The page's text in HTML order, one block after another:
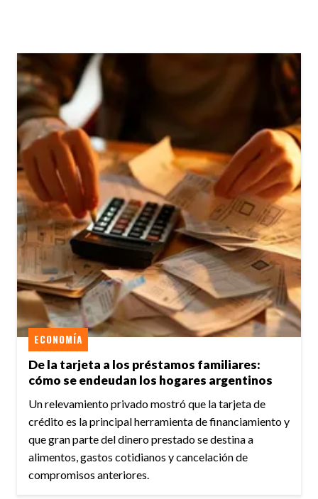
De la tarjeta a los préstamos familiares:
cómo se endeudan los hogares argentinos
ECONOMÍA
Un relevamiento privado mostró que la tarjeta de
crédito es la principal herramienta de financiamiento y
que gran parte del dinero prestado se destina a
alimentos, gastos cotidianos y cancelación de
compromisos anteriores.